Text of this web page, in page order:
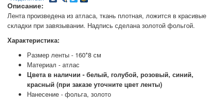
Описание:
Лента произведена из атласа, ткань плотная, ложится в красивые
складки при завязывании. Надпись сделана золотой фольгой.
Характеристика:
Размер ленты - 160*8 см
Материал - атлас
Цвета в наличии - белый, голубой, розовый, синий,
красный (при заказе уточните цвет ленты)
Нанесение - фольга, золото